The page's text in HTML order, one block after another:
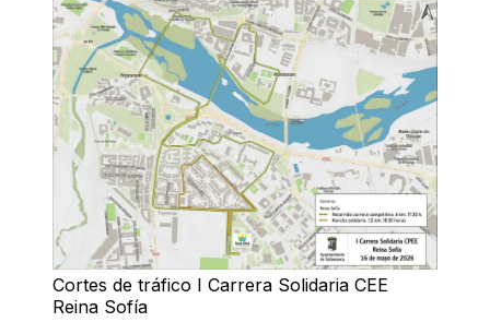
Cortes de tráfico I Carrera Solidaria CEE
Reina Sofía